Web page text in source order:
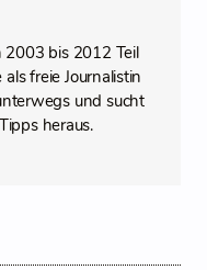
2003 bis 2012 Teil
freie Journalistin
und sucht
heraus.